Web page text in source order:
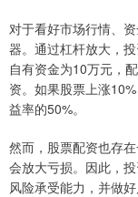
对于看好市场行情、
器。通过杠杆放大，
自有资金为10万元，
资。如果股票上涨
益率的50%。
然而，股票配资也存
会放大亏损。因此，
风险承受能力，并做好